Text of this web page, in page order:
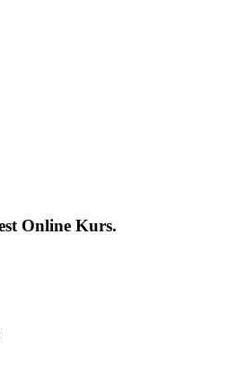
Online Kurs.